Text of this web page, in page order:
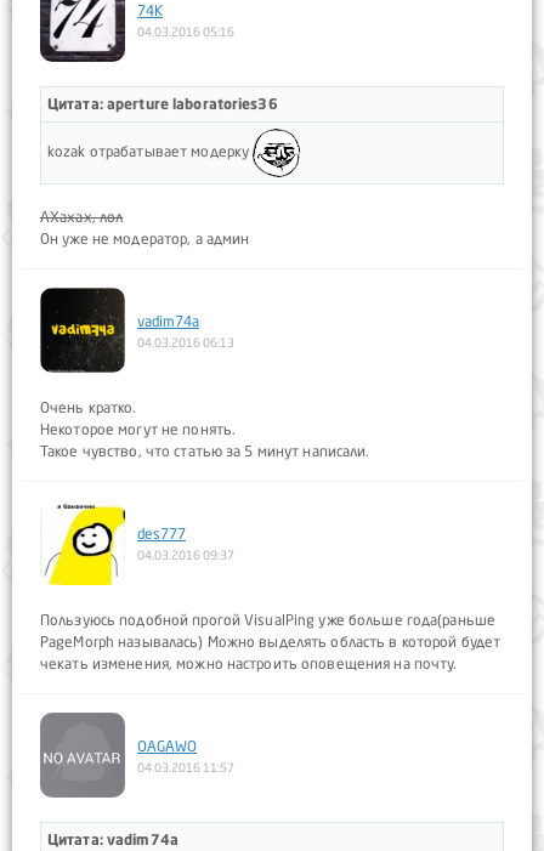
74K
04.03.2016 05:16
Цитата: aperture laboratories36
kozak отрабатывает модерку
АХахах, лол
Он уже не модератор, а админ
vadim74a
04.03.2016 06:13
Очень кратко.
Некоторое могут не понять.
Такое чувство, что статью за 5 минут написали.
des777
04.03.2016 09:37
Пользуюсь подобной прогой VisualPing уже больше года(раньше
PageMorph называлась) Можно выделять область в которой будет
чекать изменения, можно настроить оповещения на почту.
OAGAWO
04.03.2016 11:57
Цитата: vadim74a